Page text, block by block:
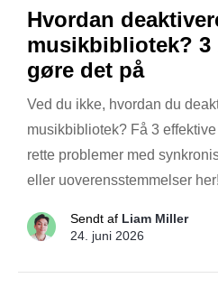
Hvordan
musikbibliotek? 3
gøre det på
Ved du ikke, hvordan du
musikbibliotek? Få 3
rette problemer med
eller uoverensstemmelser her!
Sendt af Liam Miller
24. juni 2026